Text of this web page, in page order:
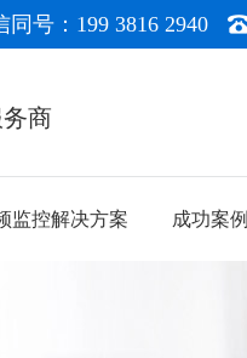
同号：199 3816 2940
商
监控解决方案 成功案例